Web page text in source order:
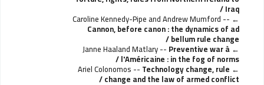
Iraq /
Caroline Kennedy-Pipe and Andrew Mumford --
Cannon, before canon : the dynamics of ad
bellum rule change /
Janne Haaland Matlary -- Preventive war à
l'Américaine : in the fog of norms /
Ariel Colonomos -- Technology change, rule
change and the law of armed conflict /